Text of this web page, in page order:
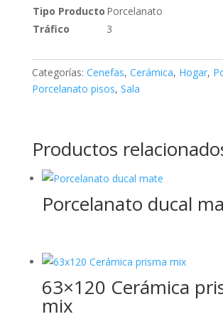
Tipo Producto Porcelanato
Tráfico
3
Categorías: Cenefas, Cerámica, Hogar,
Porcelanato pisos, Sala
Productos
Porcelanato ducal
63×120 Cerámica
mix